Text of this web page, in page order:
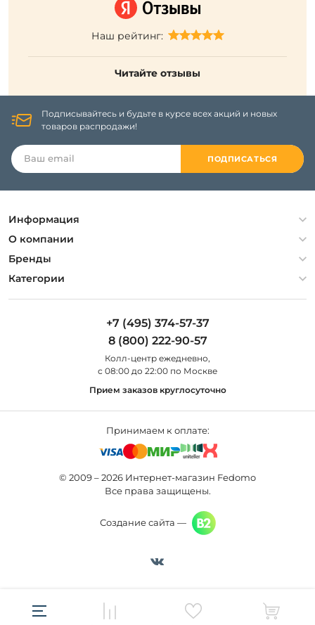
Наш рейтинг:
Читайте отзывы
Подписывайтесь и будьте в курсе всех акций и новых
товаров распродажи!
ПОДПИСАТЬСЯ
Информация
Политика конфиденциальности
Гарантия
Оплата и доставка
О компании
О компании
Контакты
Бренды
Artelamp
Категории
Люстры
Уличные светильники
+7 (495) 374-57-37
8 (800) 222-90-57
Колл-центр eжедневно,
с 08:00 до 22:00 по Москве
Прием заказов круглосуточно
Принимаем к оплате:
© 2009 – 2026 Интернет-магазин Fedomo
Все права защищены.
Создание сайта —